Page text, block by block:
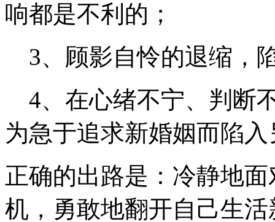
响都是不利的；
3、顾影自怜的退缩，
4、在心绪不宁、判
为急于追求新婚姻而陷
正确的出路是：冷静地
机，勇敢地翻开自己生